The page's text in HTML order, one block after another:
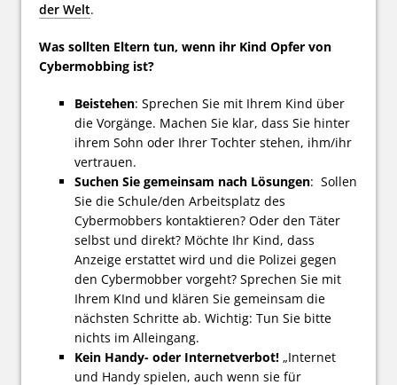
der Welt.
Was sollten Eltern tun, wenn ihr Kind Opfer von
Cybermobbing ist?
Beistehen: Sprechen Sie mit Ihrem Kind über
die Vorgänge. Machen Sie klar, dass Sie hinter
ihrem Sohn oder Ihrer Tochter stehen, ihm/ihr
vertrauen.
Suchen Sie gemeinsam nach Lösungen: Sollen
Sie die Schule/den Arbeitsplatz des
Cybermobbers kontaktieren? Oder den Täter
selbst und direkt? Möchte Ihr Kind, dass
Anzeige erstattet wird und die Polizei gegen
den Cybermobber vorgeht? Sprechen Sie mit
Ihrem KInd und klären Sie gemeinsam die
nächsten Schritte ab. Wichtig: Tun Sie bitte
nichts im Alleingang.
Kein Handy- oder Internetverbot! „Internet
und Handy spielen, auch wenn sie für